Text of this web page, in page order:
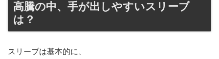
高騰の中、手が出しやすいスリーブ
は？
スリーブは基本的に、